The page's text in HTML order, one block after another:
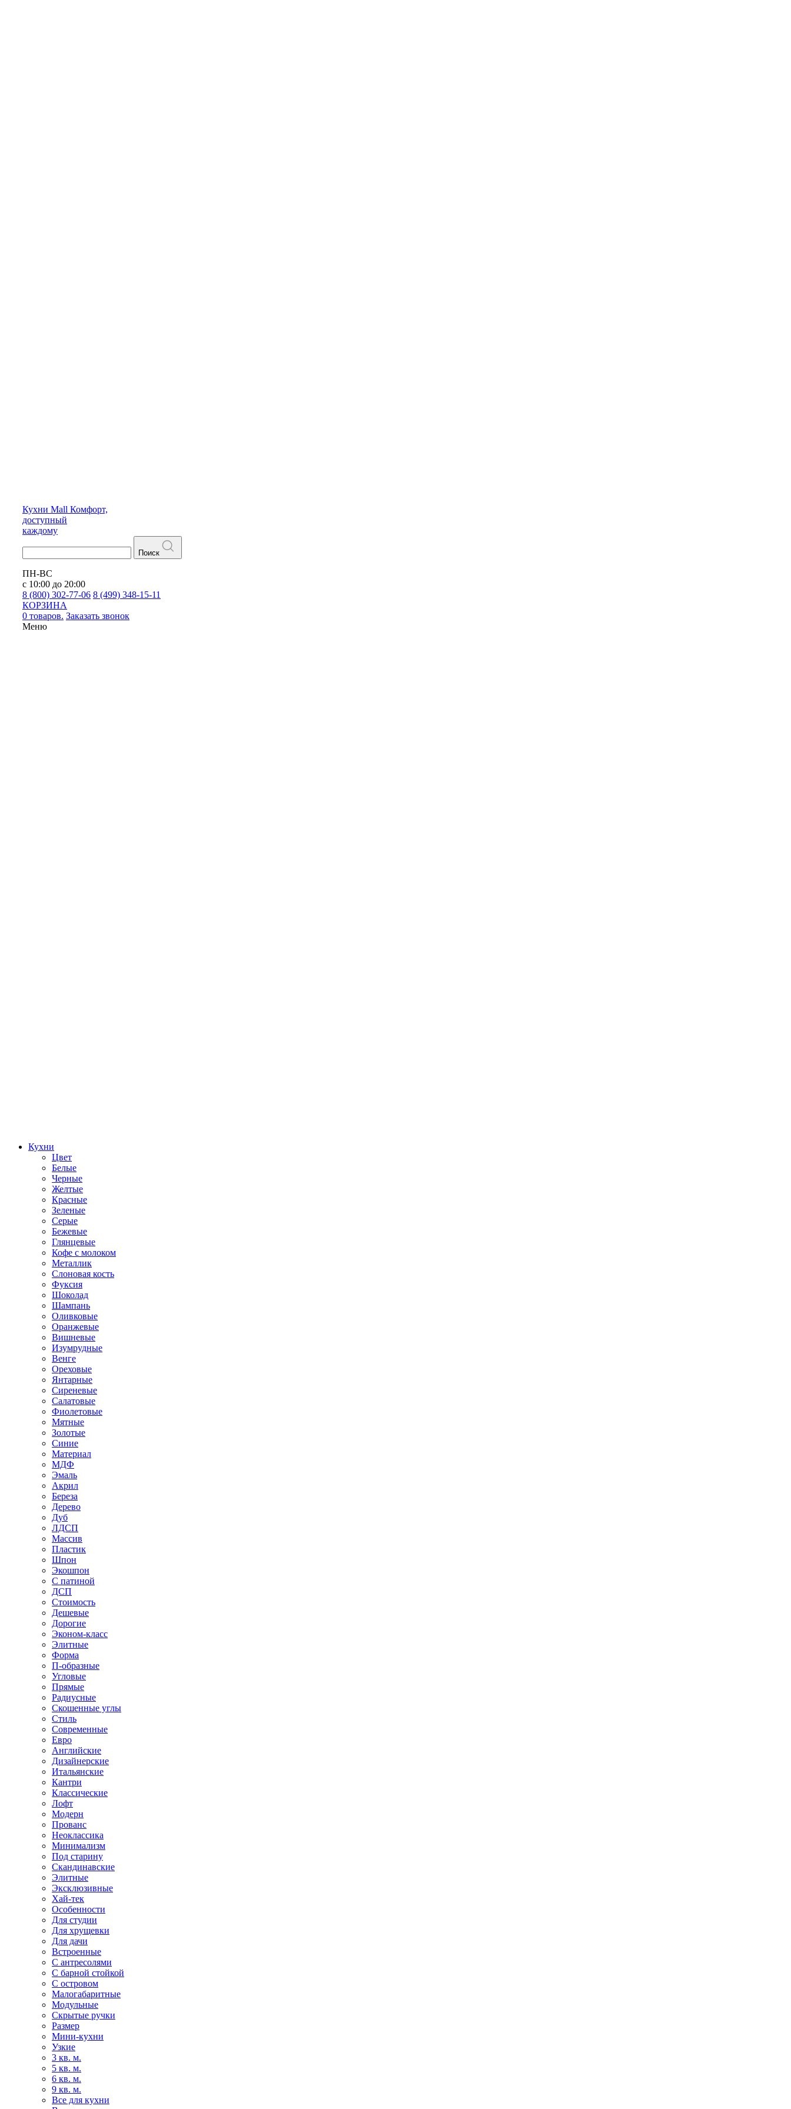
Кухни Mall Комфорт,
доступный
каждому
Поиск
ПН-ВС
с 10:00 до 20:00
8 (800) 302-77-06 8 (499) 348-15-11
КОРЗИНА
0 товаров. Заказать звонок
Меню
Кухни
Цвет
Белые
Черные
Желтые
Красные
Зеленые
Серые
Бежевые
Глянцевые
Кофе с молоком
Металлик
Слоновая кость
Фуксия
Шоколад
Шампань
Оливковые
Оранжевые
Вишневые
Изумрудные
Венге
Ореховые
Янтарные
Сиреневые
Салатовые
Фиолетовые
Мятные
Золотые
Синие
Материал
МДФ
Эмаль
Акрил
Береза
Дерево
Дуб
ЛДСП
Массив
Пластик
Шпон
Экошпон
С патиной
ДСП
Стоимость
Дешевые
Дорогие
Эконом-класс
Элитные
Форма
П-образные
Угловые
Прямые
Радиусные
Скошенные углы
Стиль
Современные
Евро
Английские
Дизайнерские
Итальянские
Кантри
Классические
Лофт
Модерн
Прованс
Неоклассика
Минимализм
Под старину
Скандинавские
Элитные
Эксклюзивные
Хай-тек
Особенности
Для студии
Для хрущевки
Для дачи
Встроенные
С антресолями
С барной стойкой
С островом
Малогабаритные
Модульные
Скрытые ручки
Размер
Мини-кухни
Узкие
3 кв. м.
5 кв. м.
6 кв. м.
9 кв. м.
Все для кухни